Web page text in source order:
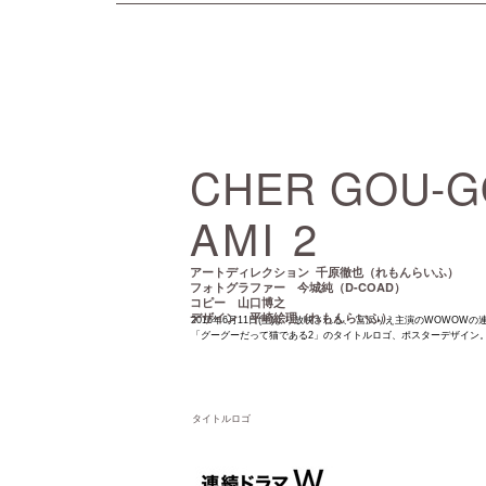
2016年6月11日(土)より放映される、 宮沢りえ主演のWOWOWの
「グーグーだって猫である2」のタイトルロゴ、ポスターデザイン
CHER GOU-
AMI 2
アートディレクション 千原徹也（れもんらいふ）
フォトグラファー 今城純（D-COAD）
コピー 山口博之
デザイン 平崎絵理（れもんらいふ）
タイトルロゴ